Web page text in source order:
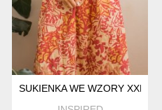
M
SUKIENKA WE WZORY XXL